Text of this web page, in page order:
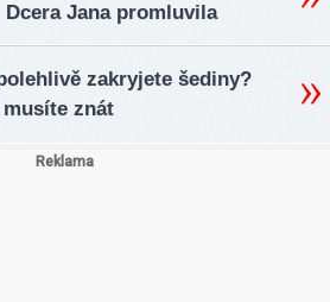
Dcera Jana promluvila
zakryjete šediny?
musíte znát